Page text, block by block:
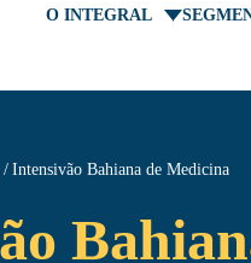
O INTEGRAL
Intensivão Bahiana de Medicina